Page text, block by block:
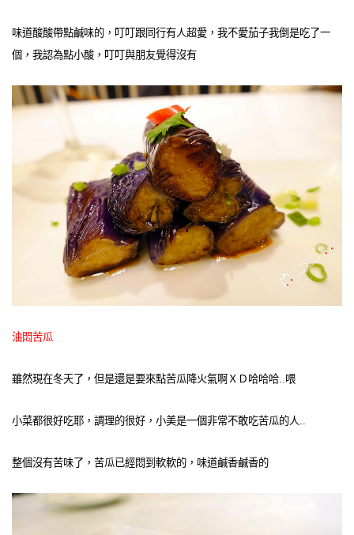
味道酸酸帶點鹹味的，叮叮跟同行有人超愛，我不愛茄子我倒是吃了一
個，我認為點小酸，叮叮與朋友覺得沒有
油悶苦瓜
雖然現在冬天了，但是還是要來點苦瓜降火氣啊ＸＤ哈哈哈..喂
小菜都很好吃耶，調理的很好，小美是一個非常不敢吃苦瓜的人..
整個沒有苦味了，苦瓜已經悶到軟軟的，味道鹹香鹹香的